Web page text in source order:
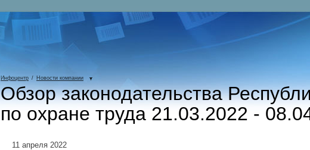
Инфоцентр / Новости компании
Обзор законодательства
по охране труда 21.03.2022 -
11 апреля 2022